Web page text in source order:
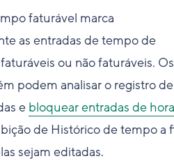
faturável marca
as entradas de tempo de
ou não faturáveis. Os
podem analisar o registro de
e bloquear entradas de hora
de Histórico de tempo a
sejam editadas.